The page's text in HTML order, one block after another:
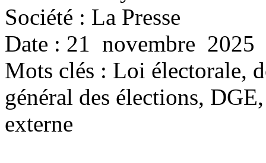
Société : La Presse
Date : 21 novembre 2025
Mots clés : Loi électorale,
général des élections,
externe